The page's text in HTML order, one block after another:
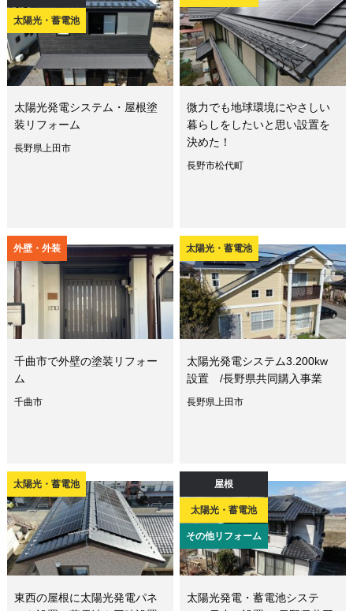
太陽光・蓄電池
太陽光発電システム・屋根塗
装リフォーム
長野県上田市
微力でも地球環境にやさしい
暮らしをしたいと思い設置を
決めた！
長野市松代町
外壁・外装
千曲市で外壁の塗装リフォー
ム
千曲市
太陽光・蓄電池
太陽光発電システム3.200kw
設置 /長野県共同購入事業
長野県上田市
太陽光・蓄電池
東西の屋根に太陽光発電パネ
屋根
太陽光・蓄電池
その他リフォーム
太陽光発電・蓄電池システ